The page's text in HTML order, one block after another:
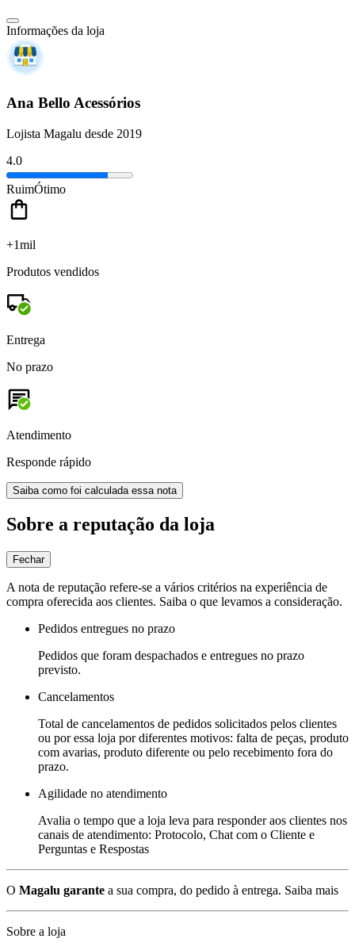
Informações da loja
Ana Bello Acessórios
Lojista Magalu desde 2019
4.0
RuimÓtimo
+1mil
Produtos vendidos
Entrega
No prazo
Atendimento
Responde rápido
Saiba como foi calculada essa nota
Sobre a reputação da loja
Fechar
A nota de reputação refere-se a vários critérios na experiência de
compra oferecida aos clientes. Saiba o que levamos a consideração.
Pedidos entregues no prazo
Pedidos que foram despachados e entregues no prazo
previsto.
Cancelamentos
Total de cancelamentos de pedidos solicitados pelos clientes
ou por essa loja por diferentes motivos: falta de peças, produto
com avarias, produto diferente ou pelo recebimento fora do
prazo.
Agilidade no atendimento
Avalia o tempo que a loja leva para responder aos clientes nos
canais de atendimento: Protocolo, Chat com o Cliente e
Perguntas e Respostas
O Magalu garante a sua compra, do pedido à entrega. Saiba mais
Sobre a loja